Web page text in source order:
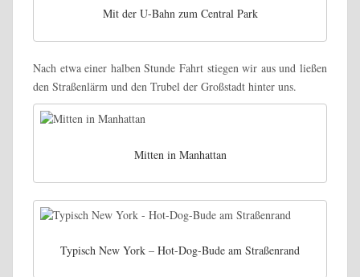
Mit der U-Bahn zum Central Park
Nach etwa einer halben Stunde Fahrt stiegen wir aus und ließen
den Straßenlärm und den Trubel der Großstadt hinter uns.
Mitten in Manhattan
Typisch New York – Hot-Dog-Bude am Straßenrand